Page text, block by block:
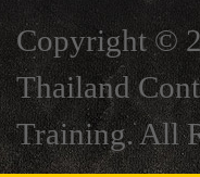
Copyright ©
Thailand
Training. All